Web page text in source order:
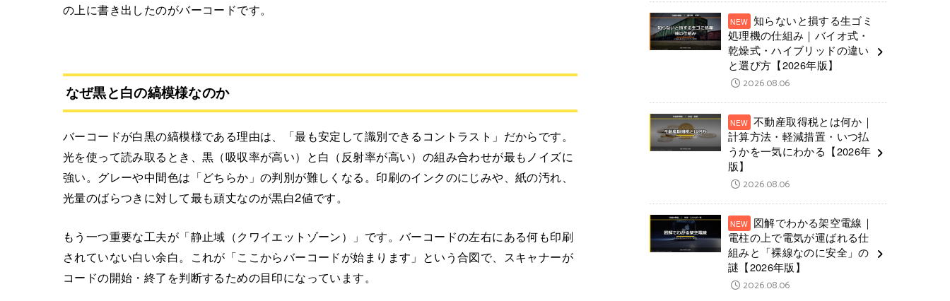
の上に書き出したのがバーコードです。
なぜ黒と白の縞模様なのか
バーコードが白黒の縞模様である理由は、「最も安定して識別できるコントラスト」だからです。
光を使って読み取るとき、黒（吸収率が高い）と白（反射率が高い）の組み合わせが最もノイズに
強い。グレーや中間色は「どちらか」の判別が難しくなる。印刷のインクのにじみや、紙の汚れ、
光量のばらつきに対して最も頑丈なのが黒白2値です。
もう一つ重要な工夫が「静止域（クワイエットゾーン）」です。バーコードの左右にある何も印刷
されていない白い余白。これが「ここからバーコードが始まります」という合図で、スキャナーが
コードの開始・終了を判断するための目印になっています。
知らないと損する生ゴミ
処理機の仕組み｜バイオ式・
乾燥式・ハイブリッドの違い
と選び方【2026年版】
2026.08.06
不動産取得税とは何か｜
計算方法・軽減措置・いつ払
うかを一気にわかる【2026年
版】
2026.08.06
図解でわかる架空電線｜
電柱の上で電気が運ばれる仕
組みと「裸線なのに安全」の
謎【2026年版】
2026.08.06